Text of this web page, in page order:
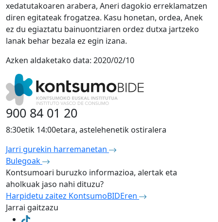
xedatutakoaren arabera, Aneri dagokio erreklamatzen
diren egitateak frogatzea. Kasu honetan, ordea, Anek
ez du egiaztatu bainuontziaren ordez dutxa jartzeko
lanak behar bezala ez egin izana.
Azken aldaketako data: 2020/02/10
900 84 01 20
8:30etik 14:00etara, astelehenetik ostiralera
Jarri gurekin harremanetan
Bulegoak
Kontsumoari buruzko informazioa, alertak eta
aholkuak jaso nahi dituzu?
Harpidetu zaitez KontsumoBIDEren
Jarrai gaitzazu